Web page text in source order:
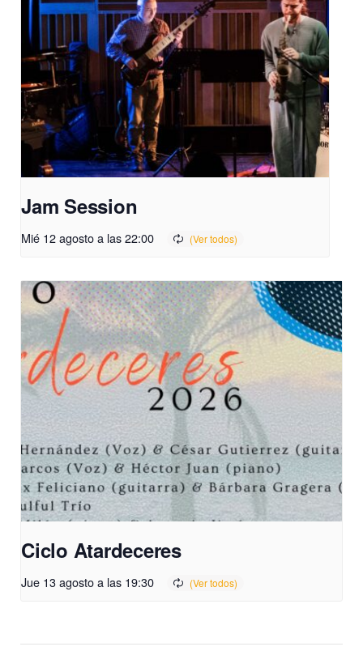
Jam Session
Mié 12 agosto a las 22:00
Ciclo Atardeceres
Jue 13 agosto a las 19:30